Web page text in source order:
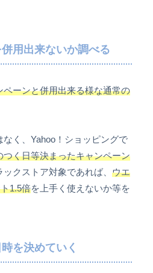
用出来ないか調べる
ペーンと併用出来る様な通常の
く、Yahoo！ショッピングで
つく日等決まったキャンペーン
クストア対象であれば、 ウエ
1.5倍を上手く使えないか等を
を決めていく